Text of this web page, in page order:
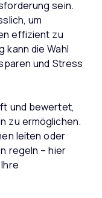
sein.
um
effizient zu
kann die Wahl
und Stress
und bewertet,
zu ermöglichen.
leiten oder
regeln – hier